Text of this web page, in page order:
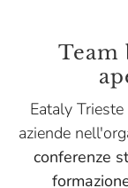
Team
Eataly
aziende
conferenze